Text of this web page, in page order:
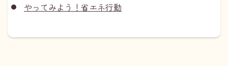
やってみよう！省エネ行動